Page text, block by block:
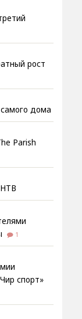
рост
дома
Parish
1
спорт»